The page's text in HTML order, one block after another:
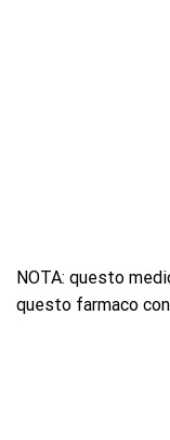
NOTA: questo
questo farmaco